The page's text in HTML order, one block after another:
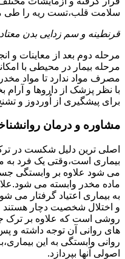
سلامت قلب،تست ریه را طی
قرنطینه و سم زدایی بدن معتاد
مرحله دوم بعد از معاینات و
مرحله بیمار در محیطی با
مصرف مواد ندارد تا مواد
با نظر پزشک از داروها و آرام
برای پیشگیری از اُوردوز و
مشاوره و درمان
اصلی ترین دلیل شکست در ترک
بیماری است،وقتی یک فرد به
می شود علاوه بر وابستگی
ماده مخدر وابسته می
به بیماری اعتیاد گرفتار می
و اختلال شخصیت دچار هستند
روشی است که علاوه بر ترک
های روانی آن توجه داشته و
روانی وابستگی به این
اصولی آنها بپردازد.